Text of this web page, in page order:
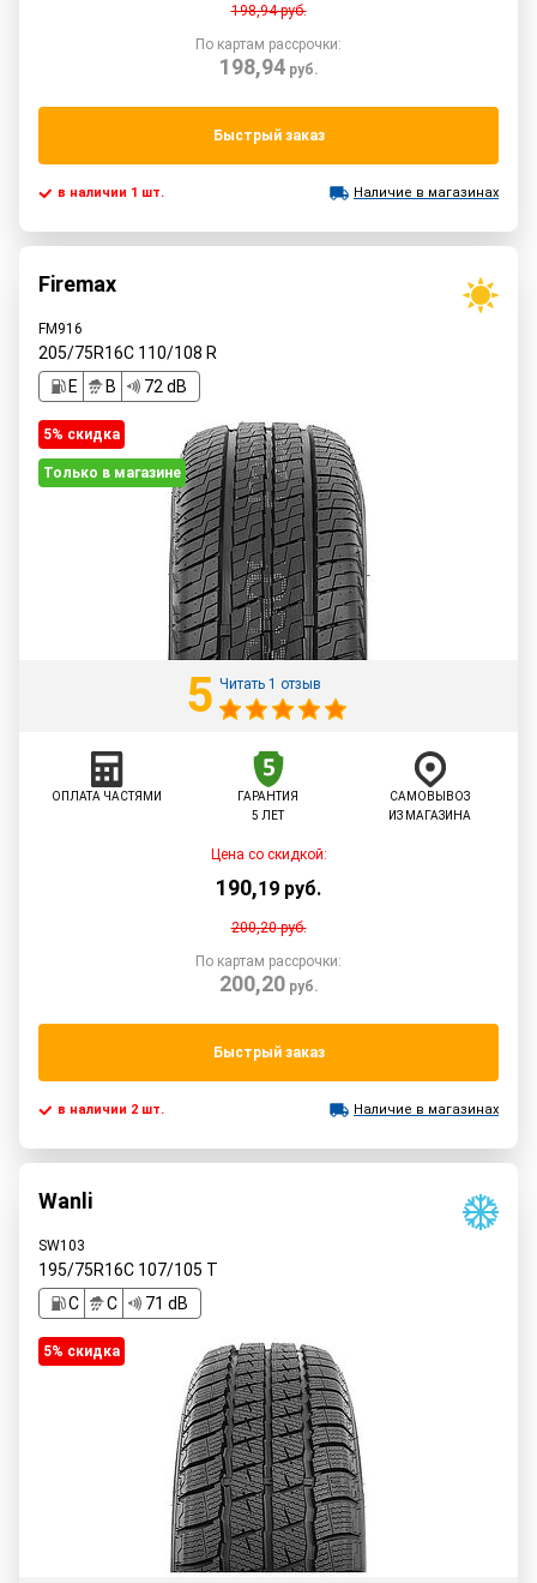
198,94руб.
По картам рассрочки:
198,94руб.
Быстрый заказ
в наличии 1 шт. Наличие в магазинах
Firemax
FM916
205/75R16C 110/108 R
E
B 72 dB
5% cкидка
Только в магазине
5 Читать 1 отзыв
ОПЛАТА ЧАСТЯМИ
ГАРАНТИЯ
5 ЛЕТ
САМОВЫВОЗ
ИЗ МАГАЗИНА
Цена со скидкой:
190,19 руб.
200,20руб.
По картам рассрочки:
200,20руб.
Быстрый заказ
в наличии 2 шт. Наличие в магазинах
Wanli
SW103
195/75R16C 107/105 T
C
C 71 dB
5% cкидка